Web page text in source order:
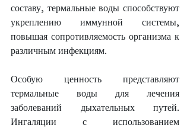
составу, термальные воды способствуют
укреплению иммунной системы,
повышая сопротивляемость организма к
различным инфекциям.
Особую ценность представляют
термальные воды для лечения
заболеваний дыхательных путей.
Ингаляции с использованием